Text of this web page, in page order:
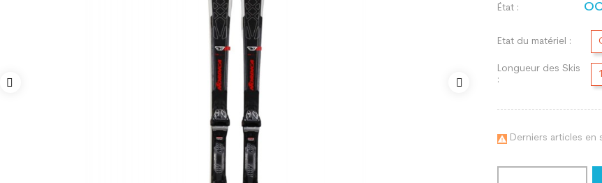
État :
Etat du matériel :
Longueur des Skis
:
 Derniers articles en